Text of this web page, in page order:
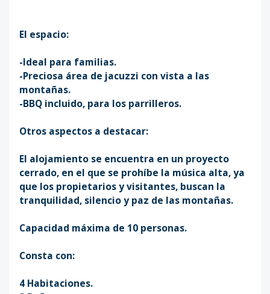
El espacio:
-Ideal para familias.
-Preciosa área de jacuzzi con vista a las
montañas.
-BBQ incluido, para los parrilleros.
Otros aspectos a destacar:
El alojamiento se encuentra en un proyecto
cerrado, en el que se prohíbe la música alta, ya
que los propietarios y visitantes, buscan la
tranquilidad, silencio y paz de las montañas.
Capacidad máxima de 10 personas.
Consta con:
4 Habitaciones.